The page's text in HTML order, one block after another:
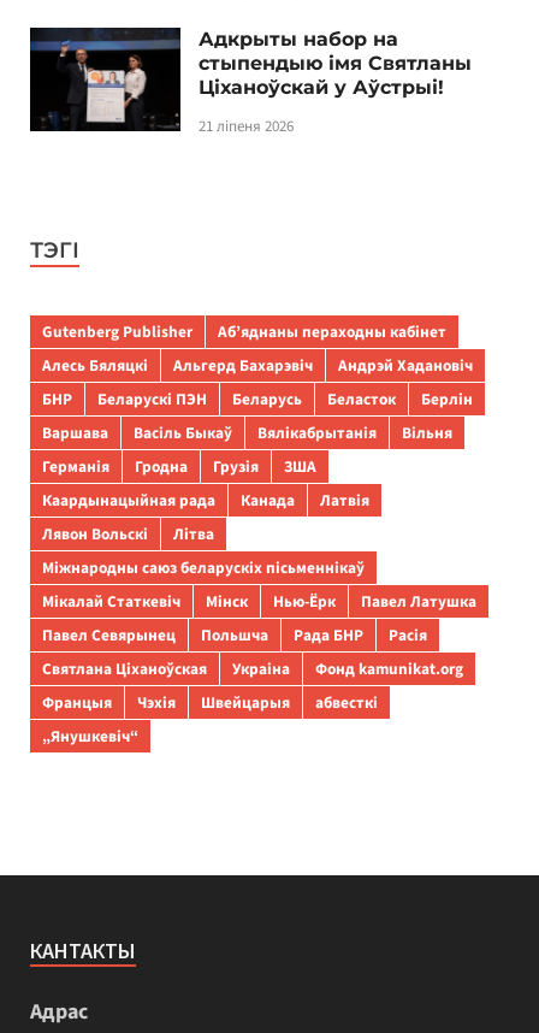
Адкрыты набор на
стыпендыю імя Святланы
Ціханоўскай у Аўстрыі!
21 ліпеня 2026
ТЭГІ
Gutenberg Publisher
Аб’яднаны пераходны кабінет
Алесь Бяляцкі
Альгерд Бахарэвіч
Андрэй Хадановіч
БНР
Беларускі ПЭН Беларусь Беласток
Берлін
Варшава
Васіль Быкаў Вялікабрытанія
Вільня
Германія
Гродна Грузія
ЗША
Каардынацыйная рада
Канада
Латвія
Лявон Вольскі
Літва
Міжнародны саюз беларускіх пісьменнікаў
Мікалай Статкевіч
Мінск Нью-Ёрк
Павел Латушка
Павел Севярынец
Польшча Рада БНР
Расія
Святлана Ціханоўская
Украіна
Фонд kamunikat.org
Францыя
Чэхія Швейцарыя
абвесткі
„Янушкевіч“
КАНТАКТЫ
Адрас